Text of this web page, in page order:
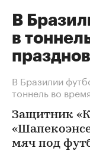
В
в
В Бразилии
тоннель во
Защитник
мяч под